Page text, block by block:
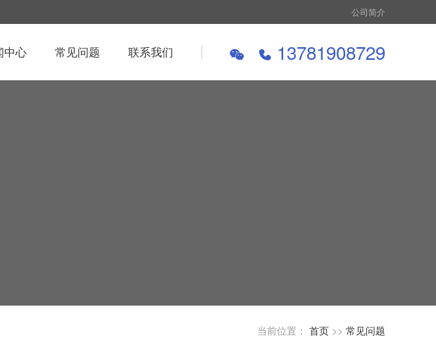
公司简介
13781908729
中心 常见问题 联系我们
当前位置： 首页 >> 常见问题